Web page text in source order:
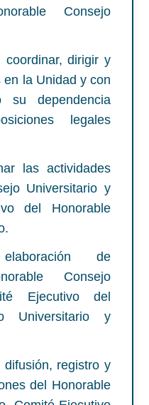
Consejo
coordinar, dirigir y
la Unidad y con
su dependencia
legales
las actividades
Universitario y
del Honorable
de
Consejo
Ejecutivo del
Universitario y
registro y
del Honorable